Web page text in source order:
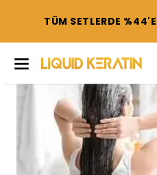
TÜM SETLERDE